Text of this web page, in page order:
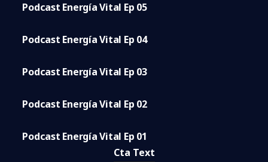
Podcast Energía Vital Ep 05
Podcast Energía Vital Ep 04
Podcast Energía Vital Ep 03
Podcast Energía Vital Ep 02
Podcast Energía Vital Ep 01
Cta Text